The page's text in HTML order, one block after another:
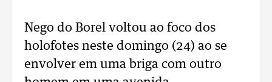
Nego do Borel voltou ao foco dos
holofotes neste domingo (24) ao se
envolver em uma briga com outro